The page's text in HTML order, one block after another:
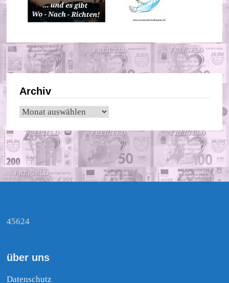
Archiv
Archiv
45624
über uns
Datenschutz